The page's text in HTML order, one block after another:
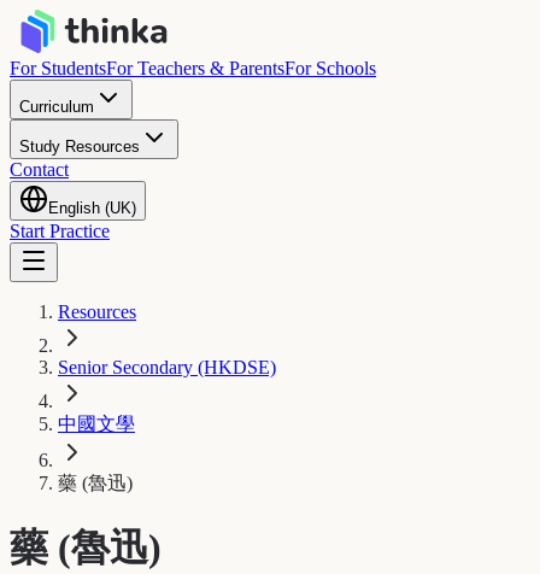
For StudentsFor Teachers & ParentsFor Schools
Curriculum
Study Resources
Contact
English (UK)
Start Practice
Resources
Senior Secondary (HKDSE)
中國文學
藥 (魯迅)
藥 (魯迅)